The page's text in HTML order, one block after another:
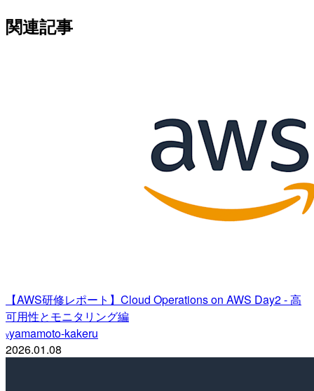
関連記事
【AWS研修レポート】Cloud Operations on AWS Day2 - 高
可用性とモニタリング編
yyamamoto-kakeru
2026.01.08